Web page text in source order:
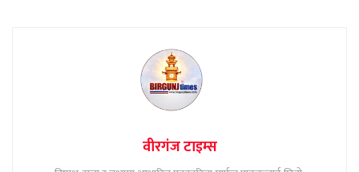
वीरगंज टाइम्स